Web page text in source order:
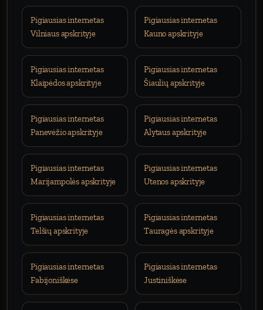
Pigiausias internetas
Vilniaus apskrityje
Pigiausias internetas
Kauno apskrityje
Pigiausias internetas
Klaipėdos apskrityje
Pigiausias internetas
Šiaulių apskrityje
Pigiausias internetas
Panevėžio apskrityje
Pigiausias internetas
Alytaus apskrityje
Pigiausias internetas
Marijampolės apskrityje
Pigiausias internetas
Utenos apskrityje
Pigiausias internetas
Telšių apskrityje
Pigiausias internetas
Tauragės apskrityje
Pigiausias internetas
Fabijoniškėse
Pigiausias internetas
Justiniškėse